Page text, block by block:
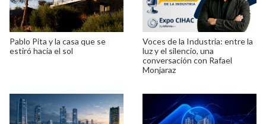
Pablo Pita y la casa que se
estiró hacia el sol
Voces de la Industria: entre la
luz y el silencio, una
conversación con Rafael
Monjaraz